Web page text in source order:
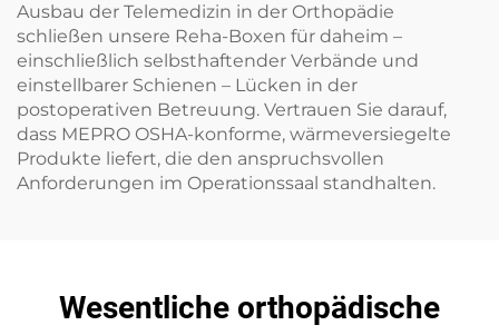
Ausbau der Telemedizin in der Orthopädie
schließen unsere Reha-Boxen für daheim –
einschließlich selbsthaftender Verbände und
einstellbarer Schienen – Lücken in der
postoperativen Betreuung. Vertrauen Sie darauf,
dass MEPRO OSHA-konforme, wärmeversiegelte
Produkte liefert, die den anspruchsvollen
Anforderungen im Operationssaal standhalten.
Wesentliche orthopädische